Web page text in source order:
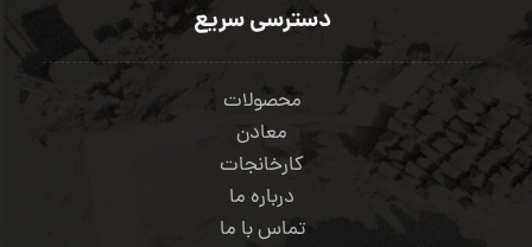
دسترسی سریع
محصولات
معادن
کارخانجات
درباره ما
تماس با ما